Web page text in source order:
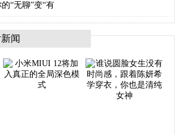
“无聊”变“有
闻